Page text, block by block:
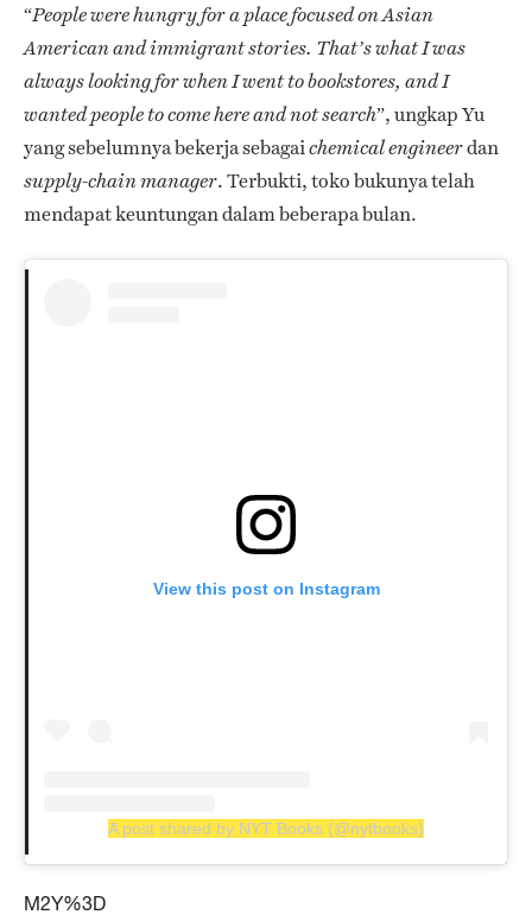
“People were hungry for a place focused on Asian
American and immigrant stories. That’s what I was
always looking for when I went to bookstores, and I
wanted people to come here and not search”, ungkap Yu
yang sebelumnya bekerja sebagaichemical engineerdan
supply-chain manager. Terbukti,toko bukunya telah
mendapat keuntungan dalam beberapa bulan.
View this post on Instagram
A post shared by NYT Books (@nytbooks)
M2Y%3D